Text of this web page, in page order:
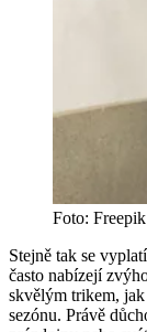
Foto: Freepik
Stejně tak se
často nabízejí
skvělým trikem,
sezónu. Právě